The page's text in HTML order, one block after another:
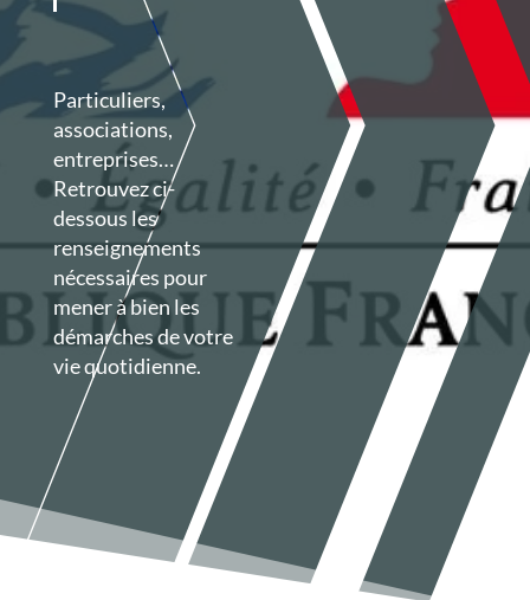
Particuliers,
associations,
entreprises…
Retrouvez ci-
dessous les
renseignements
nécessaires pour
mener à bien les
démarches de votre
vie quotidienne.